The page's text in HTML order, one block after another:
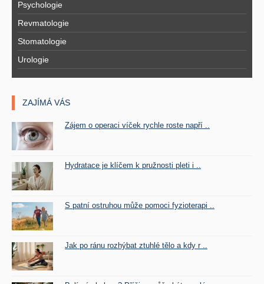
Psychologie
Revmatologie
Stomatologie
Urologie
ZAJÍMÁ VÁS
Zájem o operaci víček rychle roste napří ..
Hydratace je klíčem k pružnosti pleti i ..
S patní ostruhou může pomoci fyzioterapi ..
Jak po ránu rozhýbat ztuhlé tělo a kdy r ..